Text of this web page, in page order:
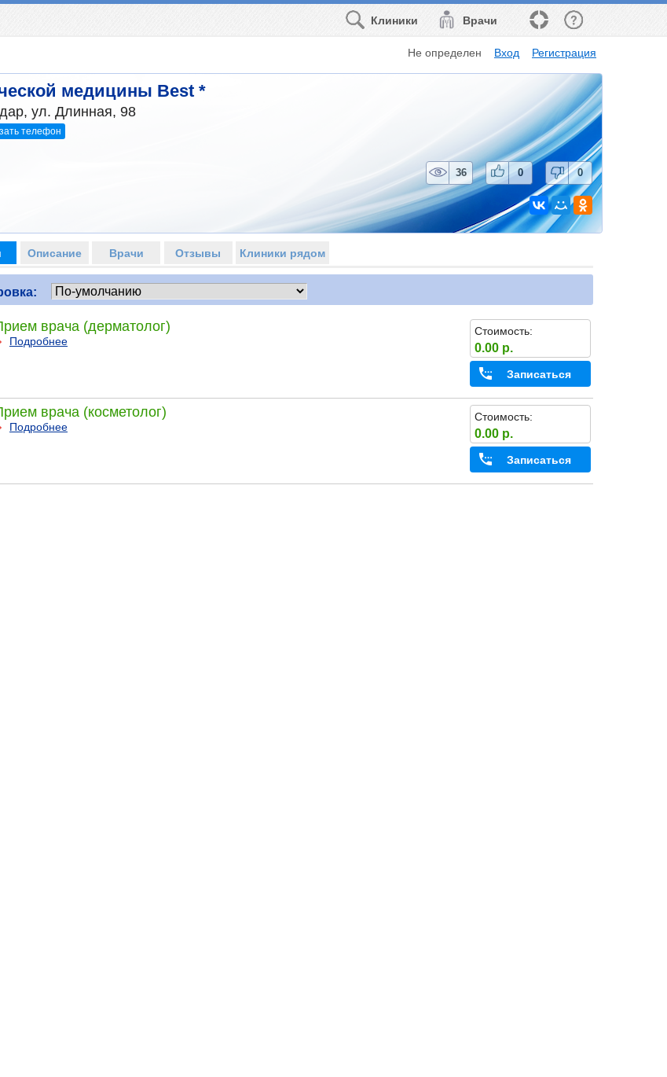
Врачи
Клиники
Не определен Вход Регистрация
медицины Best *
ул. Длинная, 98
телефон
36 0 0
Описание Врачи Отзывы Клиники рядом
врача (дерматолог)
Подробнее
Стоимость:
0.00 р.
Записаться
врача (косметолог)
Подробнее
Стоимость:
0.00 р.
Записаться